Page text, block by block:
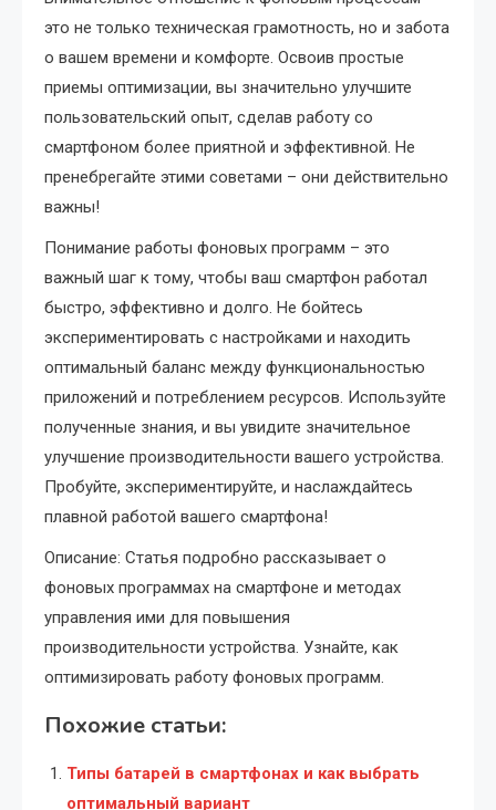
это не только техническая грамотность, но и забота
о вашем времени и комфорте. Освоив простые
приемы оптимизации, вы значительно улучшите
пользовательский опыт, сделав работу со
смартфоном более приятной и эффективной. Не
пренебрегайте этими советами – они действительно
важны!
Понимание работы фоновых программ – это
важный шаг к тому, чтобы ваш смартфон работал
быстро, эффективно и долго. Не бойтесь
экспериментировать с настройками и находить
оптимальный баланс между функциональностью
приложений и потреблением ресурсов. Используйте
полученные знания, и вы увидите значительное
улучшение производительности вашего устройства.
Пробуйте, экспериментируйте, и наслаждайтесь
плавной работой вашего смартфона!
Описание: Статья подробно рассказывает о
фоновых программах на смартфоне и методах
управления ими для повышения
производительности устройства. Узнайте, как
оптимизировать работу фоновых программ.
Похожие статьи:
Типы батарей в смартфонах и как выбрать
оптимальный вариант